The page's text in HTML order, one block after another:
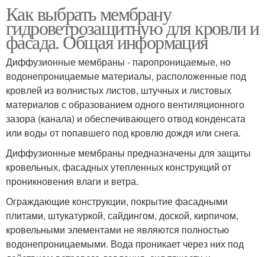
Как выбрать мембрану
гидроветрозащитную для кровли и
фасада. Общая информация
Диффузионные мембраны - паропроницаемые, но
водонепроницаемые материалы, расположенные под
кровлей из волнистых листов, штучных и листовых
материалов с образованием одного вентиляционного
зазора (канала) и обеспечивающего отвод конденсата
или воды от попавшего под кровлю дождя или снега.
Диффузионные мембраны предназначены для защиты
кровельных, фасадных утепленных конструкций от
проникновения влаги и ветра.
Ограждающие конструкции, покрытие фасадными
плитами, штукатуркой, сайдингом, доской, кирпичом,
кровельными элементами не являются полностью
водонепроницаемыми. Вода проникает через них под